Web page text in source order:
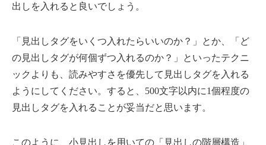
出しを入れると良いでしょう。
「見出しタグをいくつ入れたらいいのか？」とか、「ど
の見出しタグが何個ずつ入れるのか？」といったテクニ
ックよりも、読みやすさを優先して見出しタグを入れる
ようにしてください。すると、500文字以内に1個程度の
見出しタグを入れることが妥当だと思います。
このように、小見出しを用いての「見出しの階層構造」